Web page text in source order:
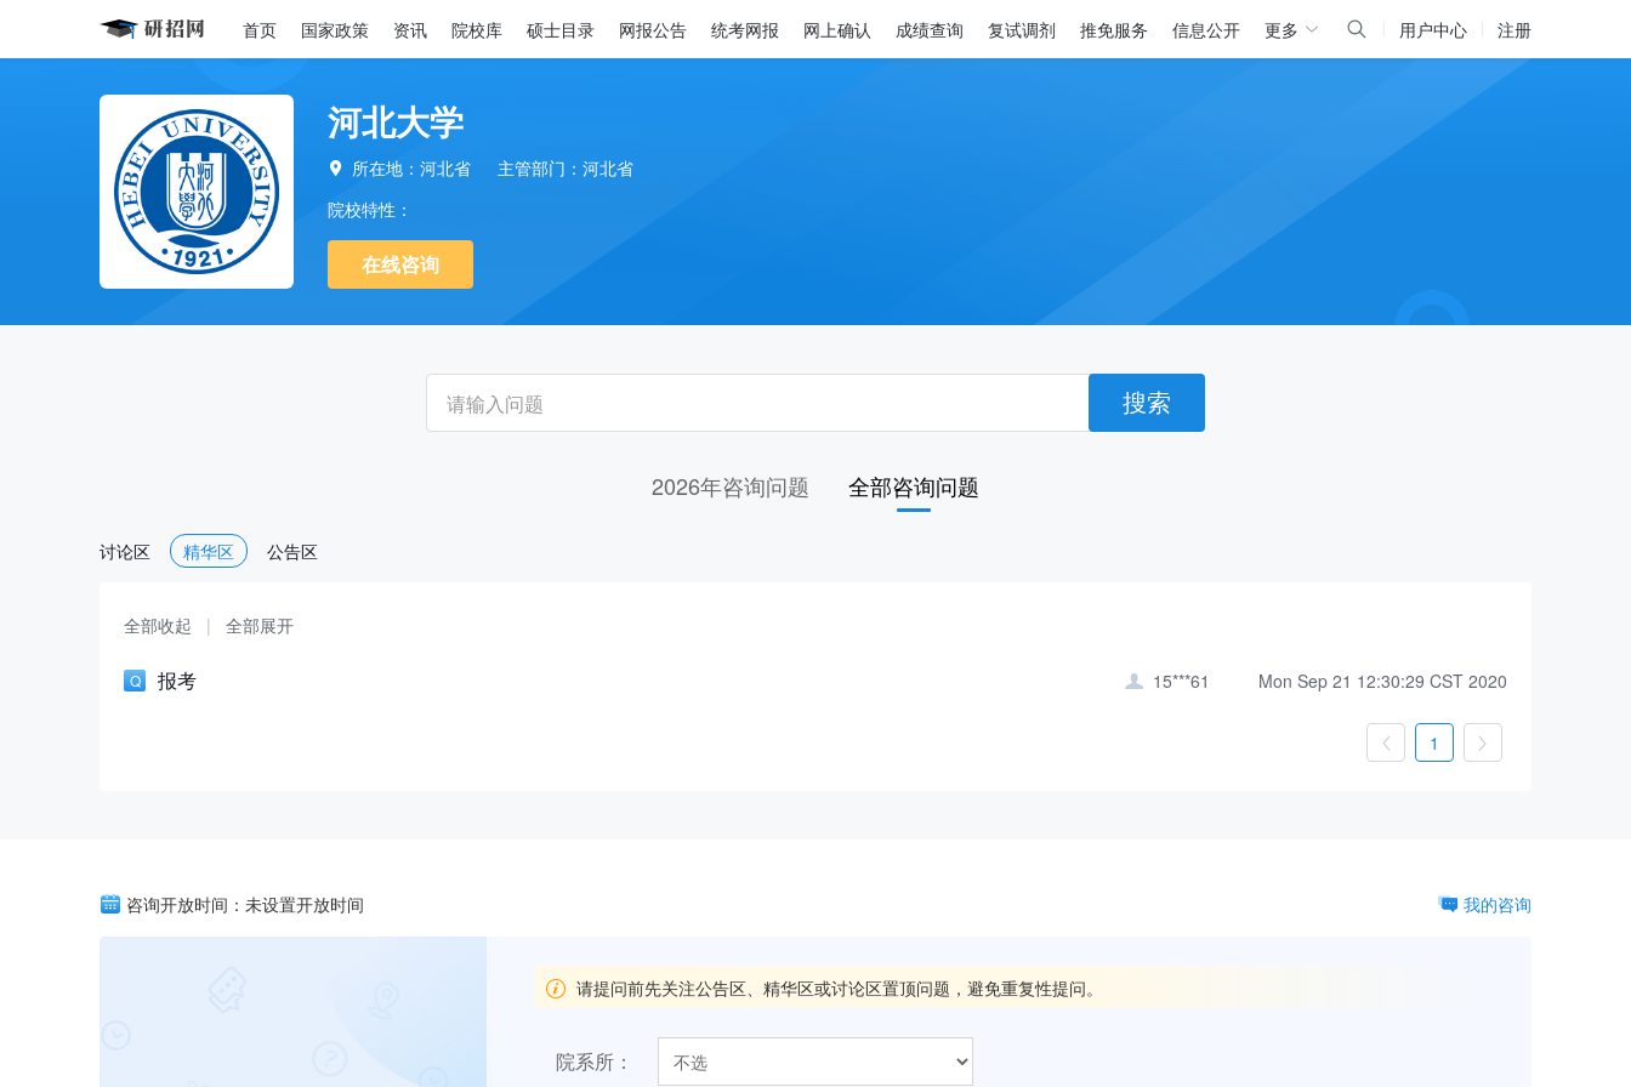
首页 国家政策 资讯 院校库 硕士目录 网报公告 统考网报 网上确认 成绩查询 复试调剂 推免服务 信息公开 更多 用户中心 注册
河北大学
 所在地：河北省
主管部门：河北省
院校特性：
在线咨询
搜索
2026年咨询问题 全部咨询问题
讨论区 精华区 公告区
全部收起 | 全部展开
报考  15***61 Mon Sep 21 12:30:29 CST 2020
 1 
咨询开放时间：未设置开放时间 我的咨询